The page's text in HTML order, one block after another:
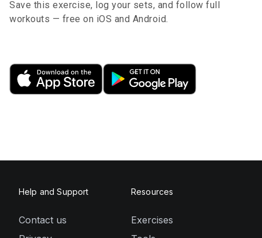
Save this exercise, log your sets, and follow full
workouts — free on iOS and Android.
Help and Support
Contact us
Resources
Exercises